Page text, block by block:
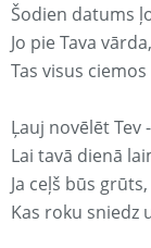
Šodien datums
Jo pie Tava
Tas visus ciemos
Ļauj novēlēt Tev
Lai tavā dienā
Ja ceļš būs
Kas roku sniedz